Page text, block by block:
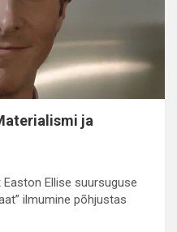
ja
Ellise suursuguse
ilmumine põhjustas